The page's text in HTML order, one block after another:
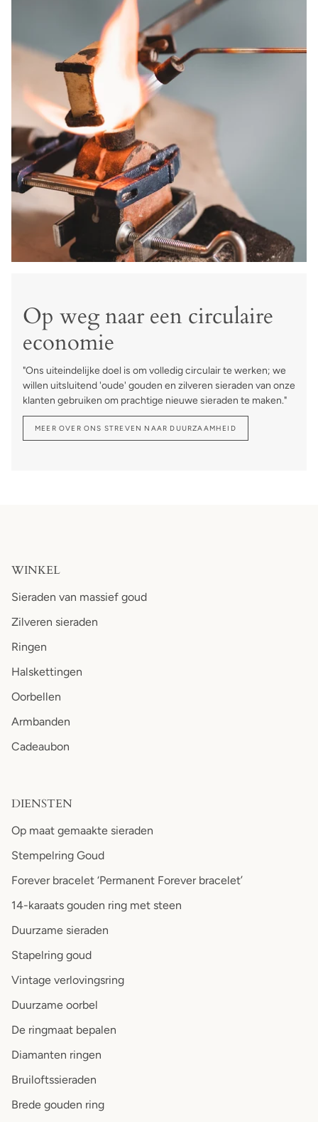
Op weg naar een circulaire
economie
"Ons uiteindelijke doel is om volledig circulair te werken; we
willen uitsluitend 'oude' gouden en zilveren sieraden van onze
klanten gebruiken om prachtige nieuwe sieraden te maken."
MEER OVER ONS STREVEN NAAR DUURZAAMHEID
WINKEL
Sieraden van massief goud
Zilveren sieraden
Ringen
Halskettingen
Oorbellen
Armbanden
Cadeaubon
DIENSTEN
Op maat gemaakte sieraden
Stempelring Goud
Forever bracelet ‘Permanent Forever bracelet’
14-karaats gouden ring met steen
Duurzame sieraden
Stapelring goud
Vintage verlovingsring
Duurzame oorbel
De ringmaat bepalen
Diamanten ringen
Bruiloftssieraden
Brede gouden ring